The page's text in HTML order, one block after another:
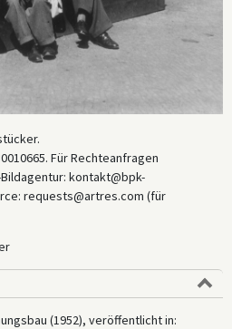
Für Rechteanfragen
kontakt@bpk-
requests@artres.com (für
(1952), veröffentlicht in: